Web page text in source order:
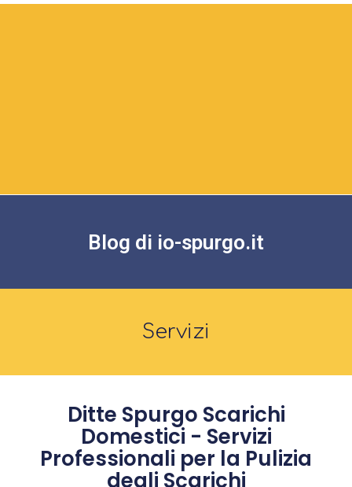
Blog di io-spurgo.it
Servizi
Ditte Spurgo Scarichi
Domestici - Servizi
Professionali per la Pulizia
degli Scarichi